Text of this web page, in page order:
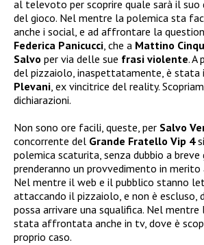
al televoto per scoprire quale sarà il suo
del gioco. Nel mentre la polemica sta
anche i social, e ad affrontare la
Federica Panicucci, che a Mattino
Salvo per via delle sue frasi violente. A
del pizzaiolo, inaspettatamente, è stata
Plevani, ex vincitrice del reality.
dichiarazioni.
Non sono ore facili, queste, per Salvo
concorrente del Grande Fratello Vip 4
polemica scaturita, senza dubbio a
prenderanno un provvedimento in
Nel mentre il web e il pubblico stanno
attaccando il pizzaiolo, e non è escluso,
possa arrivare una squalifica. Nel mentre
stata affrontata anche in tv, dove è
proprio caso.